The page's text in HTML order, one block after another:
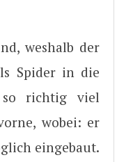
weshalb der
Spider in die
richtig viel
wobei: er
eingebaut.